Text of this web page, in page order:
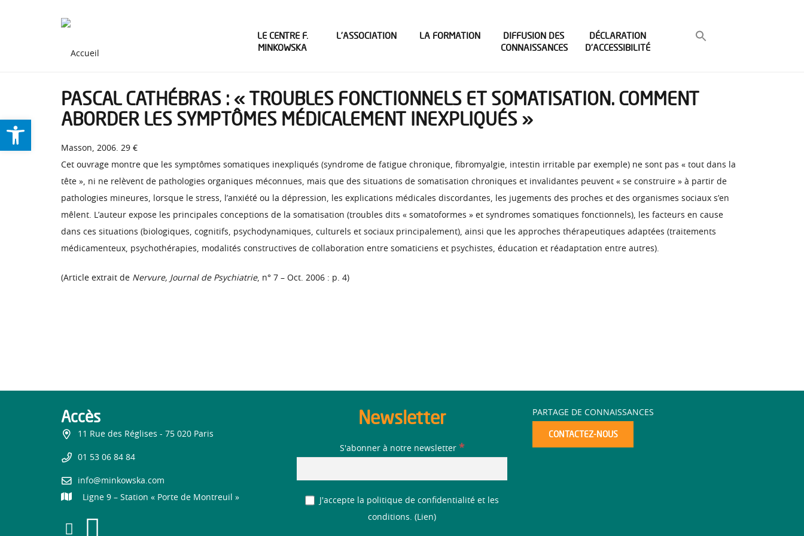
Ouvrir la barre d’outils
LE CENTRE F.
MINKOWSKA
L’ASSOCIATION LA FORMATION
DIFFUSION DES
CONNAISSANCES
DÉCLARATION
D’ACCESSIBILITÉ
PASCAL CATHÉBRAS : « TROUBLES FONCTIONNELS ET SOMATISATION. COMMENT
ABORDER LES SYMPTÔMES MÉDICALEMENT INEXPLIQUÉS »
Masson, 2006. 29 €
Cet ouvrage montre que les symptômes somatiques inexpliqués (syndrome de fatigue chronique, fibromyalgie, intestin irritable par exemple) ne sont pas « tout dans la
tête », ni ne relèvent de pathologies organiques méconnues, mais que des situations de somatisation chroniques et invalidantes peuvent « se construire » à partir de
pathologies mineures, lorsque le stress, l’anxiété ou la dépression, les explications médicales discordantes, les jugements des proches et des organismes sociaux s’en
mêlent. L’auteur expose les principales conceptions de la somatisation (troubles dits « somatoformes » et syndromes somatiques fonctionnels), les facteurs en cause
dans ces situations (biologiques, cognitifs, psychodynamiques, culturels et sociaux principalement), ainsi que les approches thérapeutiques adaptées (traitements
médicamenteux, psychothérapies, modalités constructives de collaboration entre somaticiens et psychistes, éducation et réadaptation entre autres).
(Article extrait de Nervure, Journal de Psychiatrie, n° 7 – Oct. 2006 : p. 4)
Accès
11 Rue des Réglises - 75 020 Paris
01 53 06 84 84
info@minkowska.com
Ligne 9 – Station « Porte de Montreuil »
Newsletter
S'abonner à notre newsletter *
J'accepte la politique de confidentialité et les
conditions. ( Lien)
PARTAGE DE CONNAISSANCES
CONTACTEZ-NOUS